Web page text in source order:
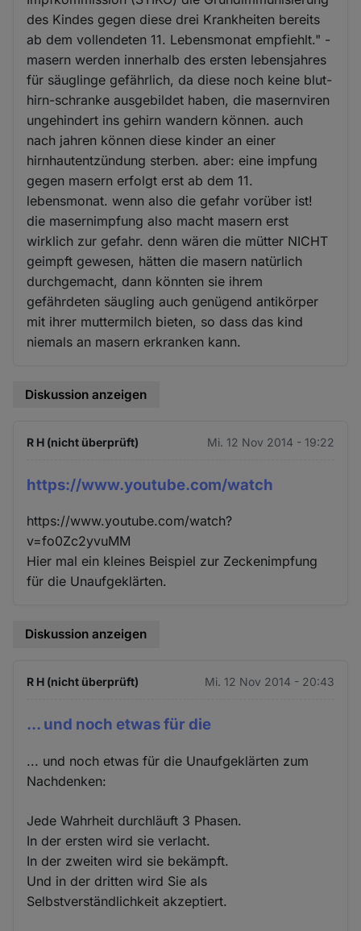
des Kindes gegen diese drei Krankheiten bereits
ab dem vollendeten 11. Lebensmonat empfiehlt." -
masern werden innerhalb des ersten lebensjahres
für säuglinge gefährlich, da diese noch keine blut-
hirn-schranke ausgebildet haben, die masernviren
ungehindert ins gehirn wandern können. auch
nach jahren können diese kinder an einer
hirnhautentzündung sterben. aber: eine impfung
gegen masern erfolgt erst ab dem 11.
lebensmonat. wenn also die gefahr vorüber ist!
die masernimpfung also macht masern erst
wirklich zur gefahr. denn wären die mütter NICHT
geimpft gewesen, hätten die masern natürlich
durchgemacht, dann könnten sie ihrem
gefährdeten säugling auch genügend antikörper
mit ihrer muttermilch bieten, so dass das kind
niemals an masern erkranken kann.
Diskussion anzeigen
R H (nicht überprüft) Mi. 12 Nov 2014 - 19:22
https://www.youtube.com/watch
https://www.youtube.com/watch?
v=fo0Zc2yvuMM
Hier mal ein kleines Beispiel zur Zeckenimpfung
für die Unaufgeklärten.
Diskussion anzeigen
R H (nicht überprüft) Mi. 12 Nov 2014 - 20:43
... und noch etwas für die
... und noch etwas für die Unaufgeklärten zum
Nachdenken:
Jede Wahrheit durchläuft 3 Phasen.
In der ersten wird sie verlacht.
In der zweiten wird sie bekämpft.
Und in der dritten wird Sie als
Selbstverständlichkeit akzeptiert.